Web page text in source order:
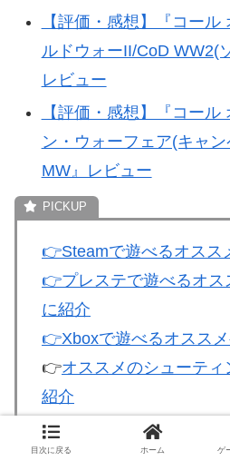
【評価・感想】『コー
ルドウォーII/CoD WW2(
レビュー
【評価・感想】『コー
ン・ウォーフェア(キャ
MW』レビュー
👉Steamで遊べるオスス
👉プレステで遊べるオ
に紹介
👉Xboxで遊べるオスス
👉オススメのシューティ
紹介
目次に戻る ホーム ゲ